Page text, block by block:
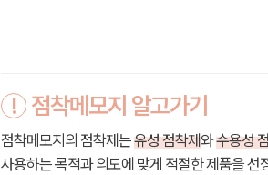
! 점착메모지 알고가기
점착메모지의 점착제는유성 점착제와수용성
사용하는 목적과 의도에 맞게 적절한 제품을 선